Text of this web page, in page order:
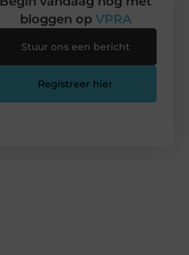
bloggen op VPRA
Stuur ons een bericht
Registreer hier